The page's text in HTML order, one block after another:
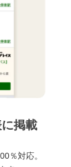
掲載
％対応。